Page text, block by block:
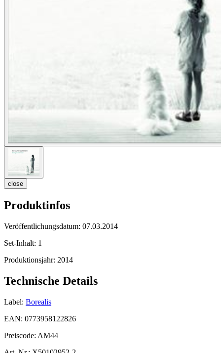
close
Produktinfos
Veröffentlichungsdatum: 07.03.2014
Set-Inhalt: 1
Produktionsjahr: 2014
Technische Details
Label: Borealis
EAN: 0773958122826
Preiscode: AM44